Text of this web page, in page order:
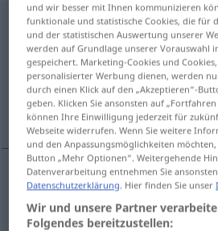
adressieren
Übersicht aller
(Für mehr Details die Übersetzung
あて名を書く
あて名を書く[atena o kaku] (an
adressieren
und wir besser mit Ihnen kommunizieren
funktionale und statistische Cookies, die für
und der statistischen Auswertung unserer
werden auf Grundlage unserer Vorauswahl
gespeichert. Marketing-Cookies und
personalisierter Werbung dienen, werden
durch einen Klick auf den „Akzeptieren“-
geben. Klicken Sie ansonsten auf
können Ihre Einwilligung jederzeit für
Webseite widerrufen. Wenn Sie weitere
und den Anpassungsmöglichkeiten
Button „Mehr Optionen“. Weitergehende
Datenverarbeitung entnehmen Sie
Datenschutzerklärung. Hier finden Sie unser
Wir und unsere Partner
Folgendes bereitzustellen: